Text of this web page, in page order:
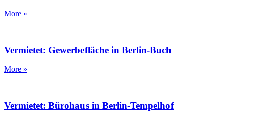
More »
Vermietet: Gewerbefläche in Berlin-Buch
More »
Vermietet: Bürohaus in Berlin-Tempelhof